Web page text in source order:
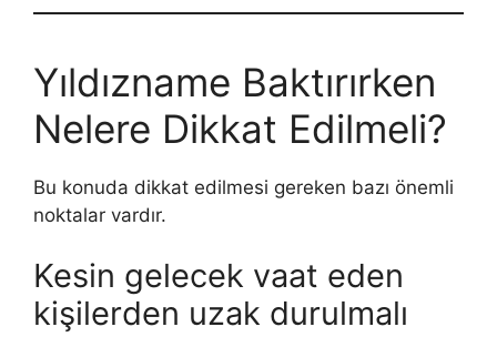
Yıldızname Baktırırken
Nelere Dikkat Edilmeli?
Bu konuda dikkat edilmesi gereken bazı önemli
noktalar vardır.
Kesin gelecek vaat eden
kişilerden uzak durulmalı